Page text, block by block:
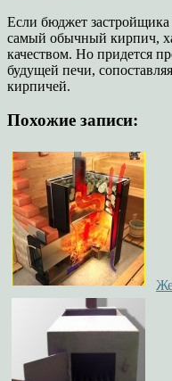
Если бюджет
самый обычный кирпич,
качеством. Но придется
будущей печи,
кирпичей.
Похожие записи: